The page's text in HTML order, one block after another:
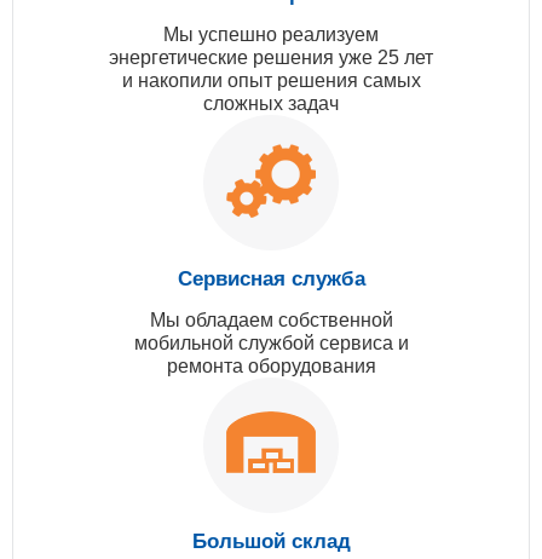
Мы успешно реализуем
энергетические решения уже 25 лет
и накопили опыт решения самых
сложных задач
Сервисная служба
Мы обладаем собственной
мобильной службой сервиса и
ремонта оборудования
Большой склад